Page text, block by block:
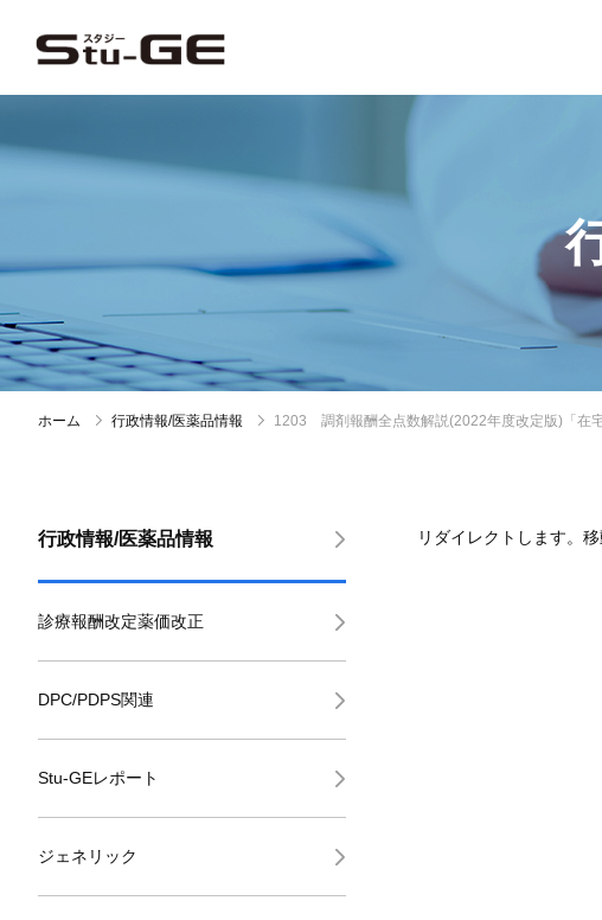
ホーム 行政情報/医薬品情報 1203 調剤報酬全点数解説(2022年度改定版)「在
リダイレクトします。
行政情報/医薬品情報
診療報酬改定薬価改正
DPC/PDPS関連
Stu-GEレポート
ジェネリック